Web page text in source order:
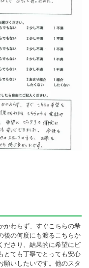
かわらず、すぐこちらの希
後の何度にも渡るこちらか
ださり、結果的に希望にピ
とても丁寧でとっても安心
願いしたいです。他のスタ